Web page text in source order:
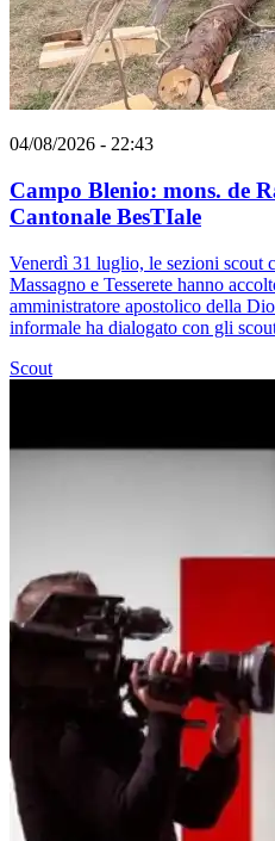
04/08/2026 - 22:43
Campo Blenio: mons. de
Cantonale BesTIale
Venerdì 31 luglio, le sezioni scout
Massagno e Tesserete hanno
amministratore apostolico della
informale ha dialogato con gli
Scout